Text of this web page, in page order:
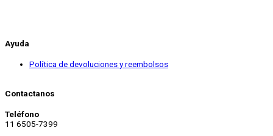
Ayuda
Política de devoluciones y reembolsos
Contactanos
Teléfono
11 6505-7399